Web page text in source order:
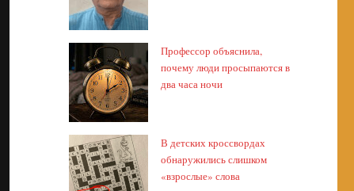
Профессор объяснила,
почему люди просыпаются в
два часа ночи
В детских кроссвордах
обнаружились слишком
«взрослые» слова